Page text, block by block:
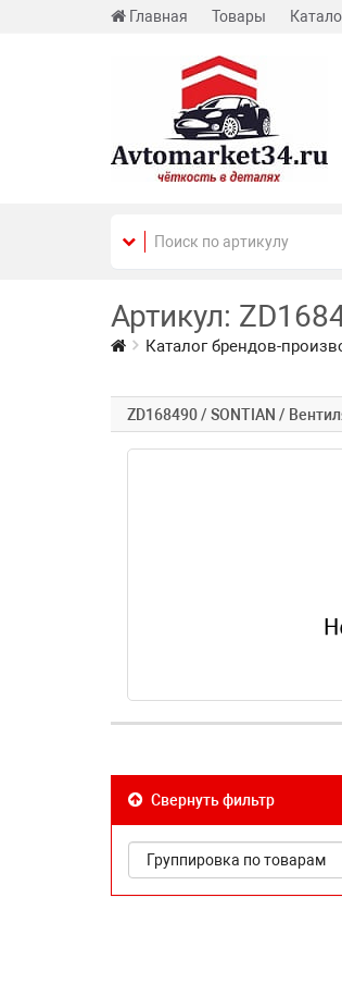
Главная Товары
Артикул:
Каталог брендов-
ZD168490 / SONTIAN /
Свернуть фильтр